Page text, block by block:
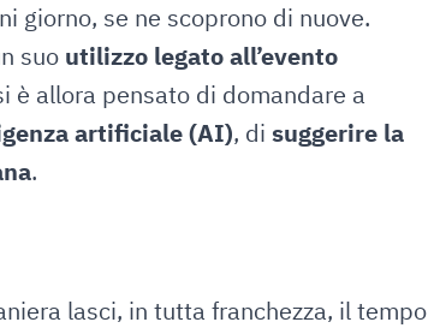
giorno, se ne scoprono di nuove.
suo utilizzo legato all’evento
è allora pensato di domandare a
artificiale (AI), di suggerire la
.
lasci, in tutta franchezza, il tempo